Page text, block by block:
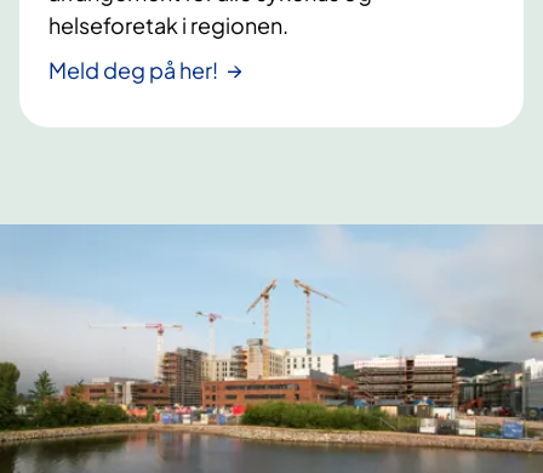
ehelseforetak i regionen.
Meld deg på her!